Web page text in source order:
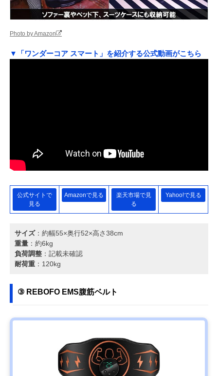
Photo by Amazon
▼「ワンダーコア スマート」を紹介する公式動画がこちら
公式サイトで
見る
Amazonで見る
楽天市場で見
る
Yahoo!で見る
サイズ：約幅55×奥行52×高さ38cm
重量 ：約6kg
負荷調整 ：記載未確認
耐荷重 ：120kg
③ REBOFO EMS腹筋ベルト